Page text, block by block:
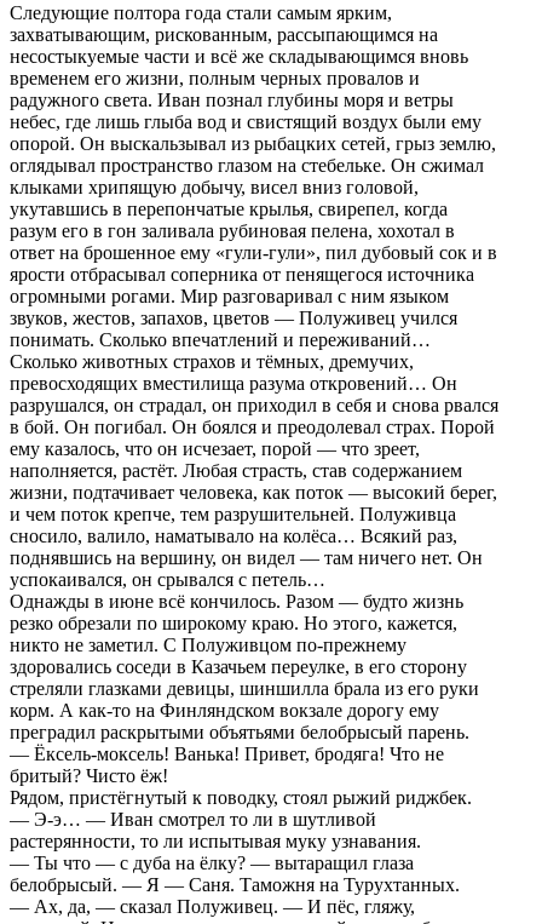
Следующие полтора года стали самым ярким,
захватывающим, рискованным, рассыпающимся на
несостыкуемые части и всё же складывающимся вновь
временем его жизни, полным черных провалов и
радужного света. Иван познал глубины моря и ветры
небес, где лишь глыба вод и свистящий воздух были ему
опорой. Он выскальзывал из рыбацких сетей, грыз землю,
оглядывал пространство глазом на стебельке. Он сжимал
клыками хрипящую добычу, висел вниз головой,
укутавшись в перепончатые крылья, свирепел, когда
разум его в гон заливала рубиновая пелена, хохотал в
ответ на брошенное ему «гули-гули», пил дубовый сок и в
ярости отбрасывал соперника от пенящегося источника
огромными рогами. Мир разговаривал с ним языком
звуков, жестов, запахов, цветов — Полуживец учился
понимать. Сколько впечатлений и переживаний…
Сколько животных страхов и тёмных, дремучих,
превосходящих вместилища разума откровений… Он
разрушался, он страдал, он приходил в себя и снова рвался
в бой. Он погибал. Он боялся и преодолевал страх. Порой
ему казалось, что он исчезает, порой — что зреет,
наполняется, растёт. Любая страсть, став содержанием
жизни, подтачивает человека, как поток — высокий берег,
и чем поток крепче, тем разрушительней. Полуживца
сносило, валило, наматывало на колёса… Всякий раз,
поднявшись на вершину, он видел — там ничего нет. Он
успокаивался, он срывался с петель…
Однажды в июне всё кончилось. Разом — будто жизнь
резко обрезали по широкому краю. Но этого, кажется,
никто не заметил. С Полуживцом по-прежнему
здоровались соседи в Казачьем переулке, в его сторону
стреляли глазками девицы, шиншилла брала из его руки
корм. А как-то на Финляндском вокзале дорогу ему
преградил раскрытыми объятьями белобрысый парень.
— Ёксель-моксель! Ванька! Привет, бродяга! Что не
бритый? Чисто ёж!
Рядом, пристёгнутый к поводку, стоял рыжий риджбек.
— Э-э… — Иван смотрел то ли в шутливой
растерянности, то ли испытывая муку узнавания.
— Ты что — с дуба на ёлку? — вытаращил глаза
белобрысый. — Я — Саня. Таможня на Турухтанных.
— Ах, да, — сказал Полуживец. — И пёс, гляжу,